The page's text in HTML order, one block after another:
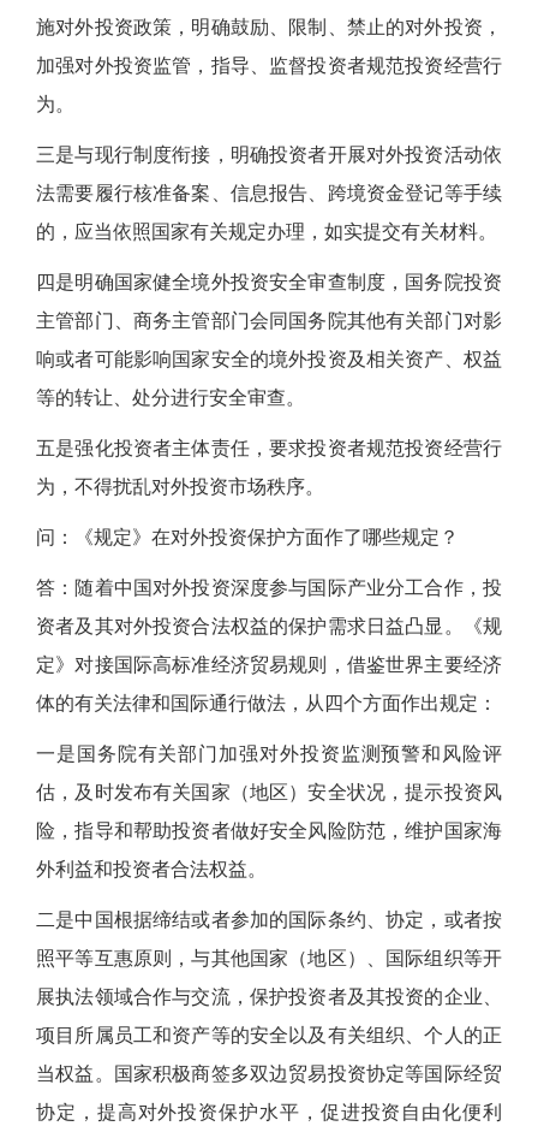
施对外投资政策，明确鼓励、限制、禁止的对外投资，
加强对外投资监管，指导、监督投资者规范投资经营行
为。
三是与现行制度衔接，明确投资者开展对外投资活动依
法需要履行核准备案、信息报告、跨境资金登记等手续
的，应当依照国家有关规定办理，如实提交有关材料。
四是明确国家健全境外投资安全审查制度，国务院投资
主管部门、商务主管部门会同国务院其他有关部门对影
响或者可能影响国家安全的境外投资及相关资产、权益
等的转让、处分进行安全审查。
五是强化投资者主体责任，要求投资者规范投资经营行
为，不得扰乱对外投资市场秩序。
问：《规定》在对外投资保护方面作了哪些规定？
答：随着中国对外投资深度参与国际产业分工合作，投
资者及其对外投资合法权益的保护需求日益凸显。《规
定》对接国际高标准经济贸易规则，借鉴世界主要经济
体的有关法律和国际通行做法，从四个方面作出规定：
一是国务院有关部门加强对外投资监测预警和风险评
估，及时发布有关国家（地区）安全状况，提示投资风
险，指导和帮助投资者做好安全风险防范，维护国家海
外利益和投资者合法权益。
二是中国根据缔结或者参加的国际条约、协定，或者按
照平等互惠原则，与其他国家（地区）、国际组织等开
展执法领域合作与交流，保护投资者及其投资的企业、
项目所属员工和资产等的安全以及有关组织、个人的正
当权益。国家积极商签多双边贸易投资协定等国际经贸
协定，提高对外投资保护水平，促进投资自由化便利